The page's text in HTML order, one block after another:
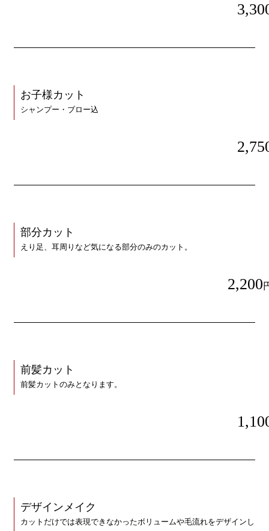
お子様カット
シャンプー・ブロー込
部分カット
えり足、耳周りなど気になる部分のみのカット。
2,200
前髪カット
前髪カットのみとなります。
デザインメイク
カットだけでは表現できなかったボリュームや毛流れをデザインし